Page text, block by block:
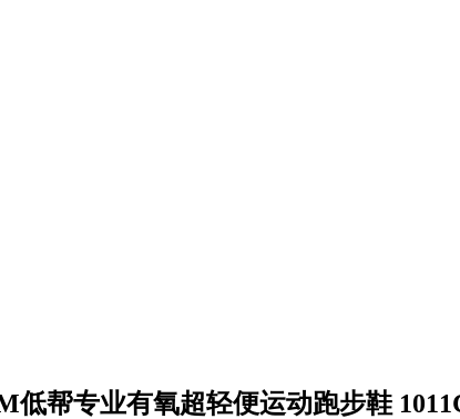
帮专业有氧超轻便运动跑步鞋